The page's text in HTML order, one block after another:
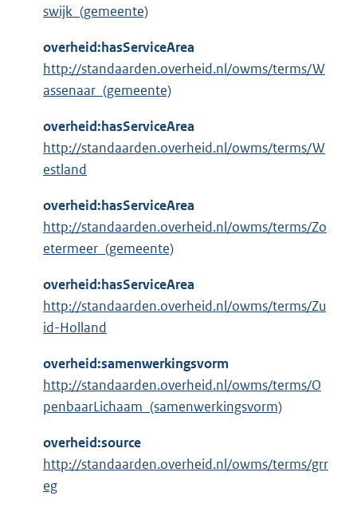
swijk_(gemeente)
overheid:hasServiceArea
http://standaarden.overheid.nl/owms/terms/W
assenaar_(gemeente)
overheid:hasServiceArea
http://standaarden.overheid.nl/owms/terms/W
estland
overheid:hasServiceArea
http://standaarden.overheid.nl/owms/terms/Zo
etermeer_(gemeente)
overheid:hasServiceArea
http://standaarden.overheid.nl/owms/terms/Zu
id-Holland
overheid:samenwerkingsvorm
http://standaarden.overheid.nl/owms/terms/O
penbaarLichaam_(samenwerkingsvorm)
overheid:source
http://standaarden.overheid.nl/owms/terms/grr
eg